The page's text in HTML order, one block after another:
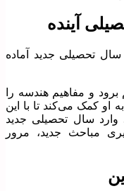
سال تحصیلی جدید آماده
و مفاهیم هندسه را
او کمک می‌کند تا با این
وارد سال تحصیلی جدید
مباحث جدید، مرور